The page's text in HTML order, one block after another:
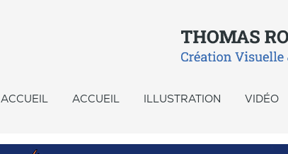
ACCUEIL ACCUEIL ILLUSTRATION VIDÉO